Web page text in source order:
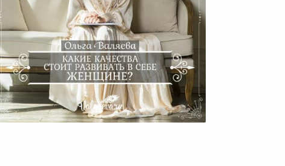
Какие Качества Стоит
Развивать В Себе Женщине?